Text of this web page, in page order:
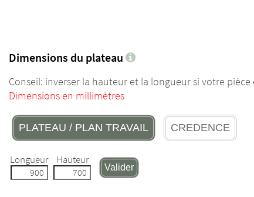
Dimensions du plateau
Conseil: inverser la hauteur et la longueur si votre
Dimensions en millimètres
PLATEAU / PLAN TRAVAIL CREDENCE
Longueur Hauteur
Valider